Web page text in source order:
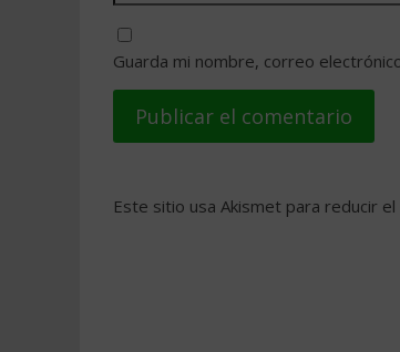
Guarda mi nombre, correo
Este sitio usa Akismet para reducir el